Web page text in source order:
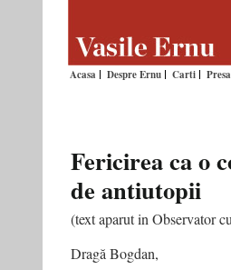
Acasa Despre Ernu Carti Presa
Fericirea ca o
de antiutopii
(text aparut in Observator
Dragă Bogdan,